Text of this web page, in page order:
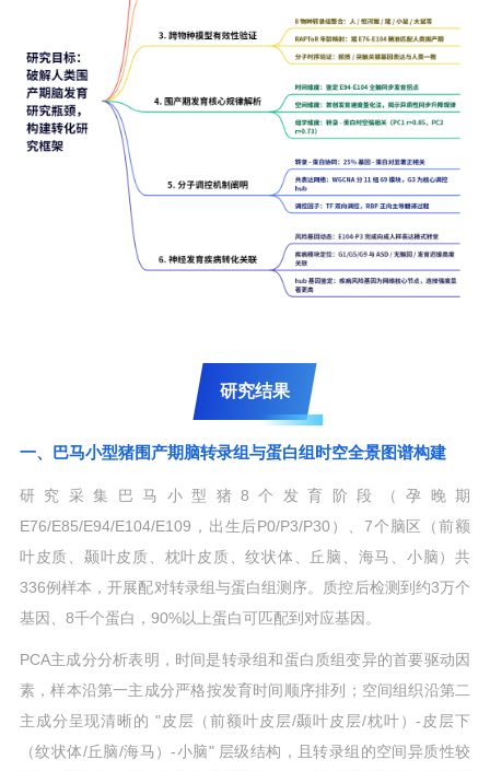
研究结果
一、巴马小型猪围产期脑转录组与蛋白组时空全景图谱构建
研究采集巴马小型猪8个发育阶段（孕晚期
E76/E85/E94/E104/E109，出生后P0/P3/P30）、7个脑区（前额
叶皮质、颞叶皮质、枕叶皮质、纹状体、丘脑、海马、小脑）共
336例样本，开展配对转录组与蛋白组测序。质控后检测到约3万个
基因、8千个蛋白，90%以上蛋白可匹配到对应基因。
PCA主成分分析表明，时间是转录组和蛋白质组变异的首要驱动因
素，样本沿第一主成分严格按发育时间顺序排列；空间组织沿第二
主成分呈现清晰的 "皮层（前额叶皮层/颞叶皮层/枕叶）-皮层下
（纹状体/丘脑/海马）-小脑" 层级结构，且转录组的空间异质性较